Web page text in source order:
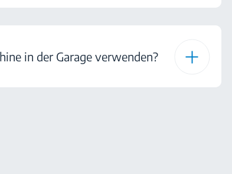
in der Garage verwenden?